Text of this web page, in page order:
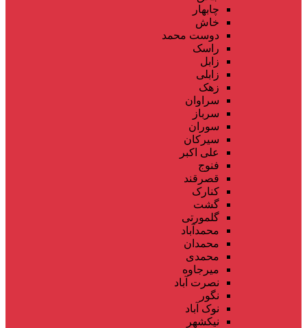
چابهار
خاش
دوست محمد
راسک
زابل
زابلی
زهک
سراوان
سرباز
سوران
سیرکان
علی اکبر
فنوج
قصرقند
کنارک
گشت
گلمورتی
محمدآباد
محمدان
محمدی
میرجاوه
نصرت آباد
نگور
نوک آباد
نیکشهر